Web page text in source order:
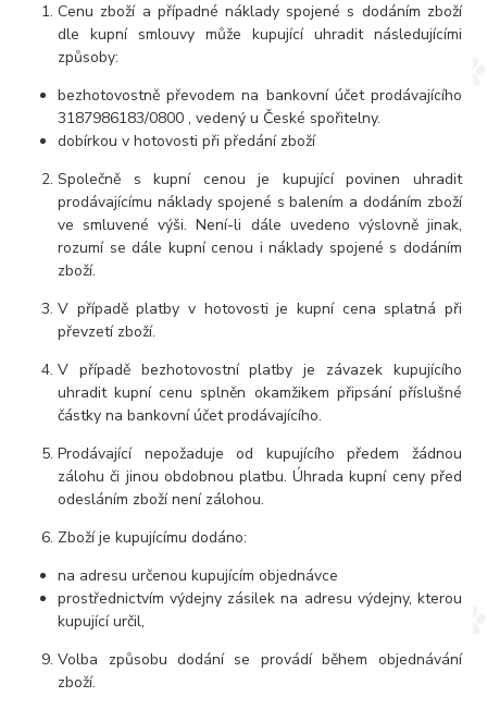
Cenu zboží a případné náklady spojené s dodáním zboží
dle kupní smlouvy může kupující uhradit následujícími
způsoby:
bezhotovostně převodem na bankovní účet prodávajícího
3187986183/0800 , vedený u České spořitelny.
dobírkou v hotovosti při předání zboží
Společně s kupní cenou je kupující povinen uhradit
prodávajícímu náklady spojené s balením a dodáním zboží
ve smluvené výši. Není-li dále uvedeno výslovně jinak,
rozumí se dále kupní cenou i náklady spojené s dodáním
zboží.
V případě platby v hotovosti je kupní cena splatná při
převzetí zboží.
V případě bezhotovostní platby je závazek kupujícího
uhradit kupní cenu splněn okamžikem připsání příslušné
částky na bankovní účet prodávajícího.
Prodávající nepožaduje od kupujícího předem žádnou
zálohu či jinou obdobnou platbu. Úhrada kupní ceny před
odesláním zboží není zálohou.
Zboží je kupujícímu dodáno:
na adresu určenou kupujícím objednávce
prostřednictvím výdejny zásilek na adresu výdejny, kterou
kupující určil,
Volba způsobu dodání se provádí během objednávání
zboží.